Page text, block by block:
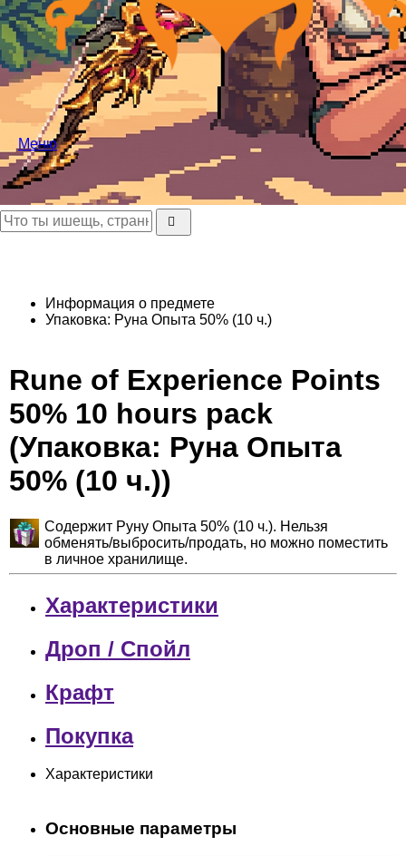
Меню
Информация о предмете
Упаковка: Руна Опыта 50% (10 ч.)
Rune of Experience Points
50% 10 hours pack
(Упаковка: Руна Опыта
50% (10 ч.))
Содержит Руну Опыта 50% (10 ч.). Нельзя
обменять/выбросить/продать, но можно поместить
в личное хранилище.
Характеристики
Дроп / Спойл
Крафт
Покупка
Характеристики
Основные параметры